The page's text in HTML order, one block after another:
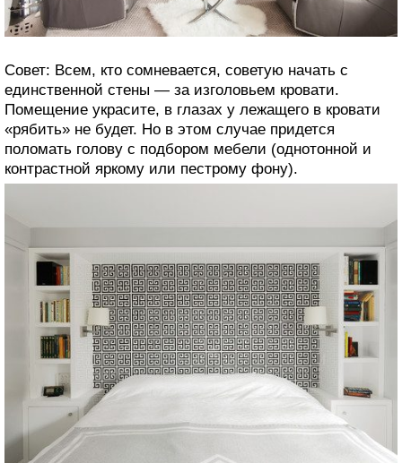
Совет: Всем, кто сомневается, советую начать с
единственной стены — за изголовьем кровати.
Помещение украсите, в глазах у лежащего в кровати
«рябить» не будет. Но в этом случае придется
поломать голову с подбором мебели (однотонной и
контрастной яркому или пестрому фону).